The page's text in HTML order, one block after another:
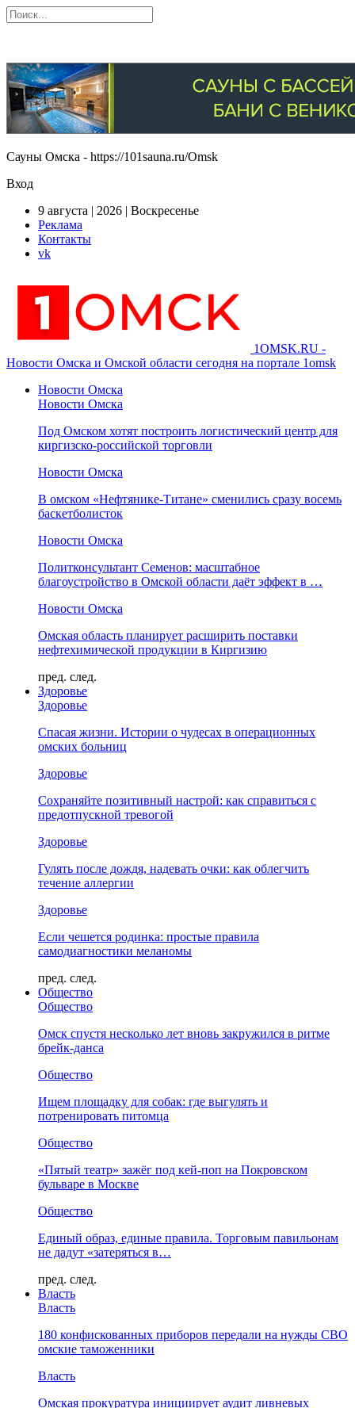
Сауны Омска - https://101sauna.ru/Omsk
Вход
9 августа | 2026 | Воскресенье
Реклама
Контакты
vk
1OMSK.RU -
Новости Омска и Омской области сегодня на портале 1omsk
Новости Омска
Новости Омска
Под Омском хотят построить логистический центр для
киргизско-российской торговли
Новости Омска
В омском «Нефтянике-Титане» сменились сразу восемь
баскетболисток
Новости Омска
Политконсультант Семенов: масштабное
благоустройство в Омской области даёт эффект в …
Новости Омска
Омская область планирует расширить поставки
нефтехимической продукции в Киргизию
пред. след.
Здоровье
Здоровье
Спасая жизни. Истории о чудесах в операционных
омских больниц
Здоровье
Сохраняйте позитивный настрой: как справиться с
предотпускной тревогой
Здоровье
Гулять после дождя, надевать очки: как облегчить
течение аллергии
Здоровье
Если чешется родинка: простые правила
самодиагностики меланомы
пред. след.
Общество
Общество
Омск спустя несколько лет вновь закружился в ритме
брейк-данса
Общество
Ищем площадку для собак: где выгулять и
потренировать питомца
Общество
«Пятый театр» зажёг под кей-поп на Покровском
бульваре в Москве
Общество
Единый образ, единые правила. Торговым павильонам
не дадут «затеряться в…
пред. след.
Власть
Власть
180 конфискованных приборов передали на нужды СВО
омские таможенники
Власть
Омская прокуратура инициирует аудит ливневых